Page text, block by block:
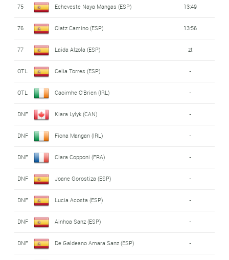
75 Echeveste Naya Mangas (ESP) 13:49
76 Olatz Camino (ESP) 13:56
77 Laida Alzola (ESP) zt
OTL Celia Torres (ESP) -
OTL Caoimhe O'Brien (IRL) -
DNF Kiara Lylyk (CAN) -
DNF Fiona Mangan (IRL) -
DNF Clara Copponi (FRA) -
DNF Joane Gorostiza (ESP) -
DNF Lucia Acosta (ESP) -
DNF Ainhoa Sanz (ESP) -
DNF De Galdeano Amara Sanz (ESP) -